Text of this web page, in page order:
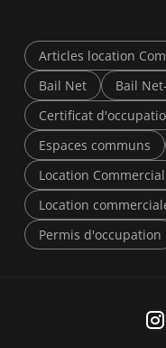
Articles location
Bail Net
Bail
Certificat
Espaces communs
Location Commercial
Location
Permis d'occupation